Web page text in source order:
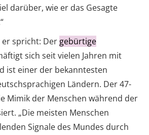
darüber, wie er das Gesagte
spricht: Der gebürtige
sich seit vielen Jahren mit
ist einer der bekanntesten
Ländern. Der 47-
Mimik der Menschen während der
„Die meisten Menschen
Signale des Mundes durch